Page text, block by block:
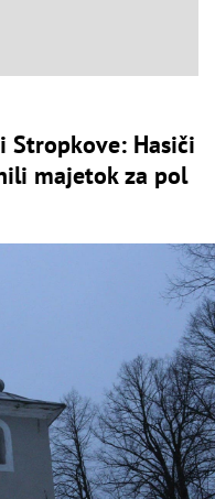
Stropkove: Hasiči
majetok za pol